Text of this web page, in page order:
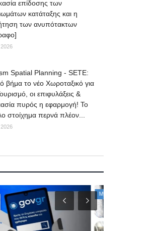
επίδοσης των
κατάταξης και η
των ανυπότακτων
Spatial Planning - SETE:
βήμα το νέο Χωροταξικό για
οι επιφυλάξεις &
πυρός η εφαρμογή! Το
στοίχημα περνά πλέον...